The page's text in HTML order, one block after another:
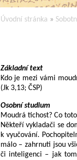
Úvodní stránka »
Základní text
Kdo je mezi vámi
(Jk 3,13; ČSP)
Osobní studium
Moudrá tichost? Co
Někteří vykladači se
k vyučování.
málo – zahrnuti jsou
či inteligenci – jak